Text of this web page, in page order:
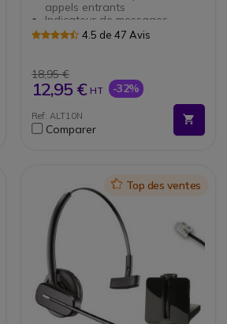
appels entrants
Indicateur de messages
Rappel du dernier numéro
4.5 de 47 Avis
18,95 €
12,95 € HT -32%
Ref: ALT10N
Comparer
IconTop des ventes